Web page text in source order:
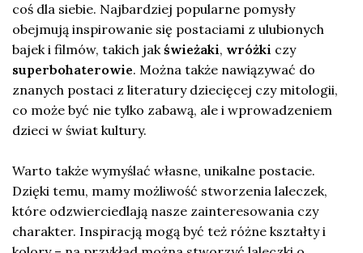
coś dla siebie. Najbardziej popularne pomysły
obejmują inspirowanie się postaciami z ulubionych
bajek i filmów, takich jakświeżaki, wróżki czy
superbohaterowie. Można także nawiązywać do
znanych postaci z literatury dziecięcej czy mitologii,
co może być nie tylko zabawą, ale i wprowadzeniem
dzieci w świat kultury.
Warto także wymyślać własne, unikalne postacie.
Dzięki temu, mamy możliwość stworzenia laleczek,
które odzwierciedlają nasze zainteresowania czy
charakter. Inspiracją mogą być też różne kształty i